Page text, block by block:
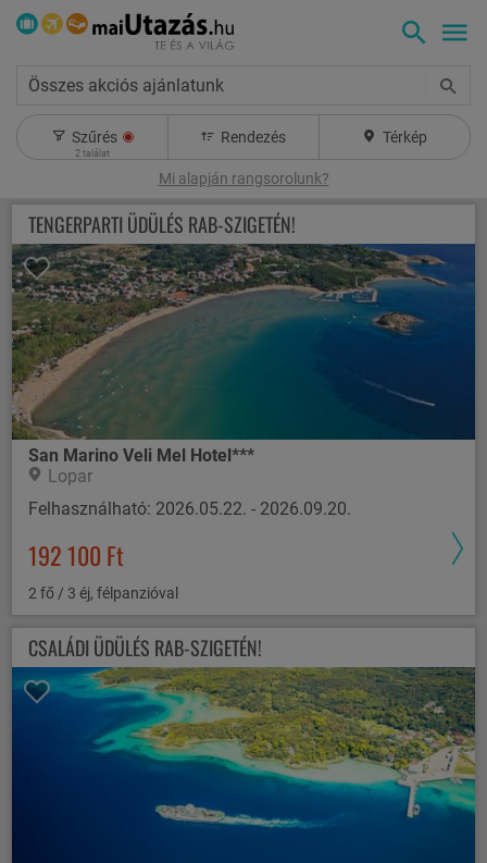
Összes akciós ajánlatunk
Szűrés
2találat
Rendezés Térkép
Mi alapján rangsorolunk?
TENGERPARTI ÜDÜLÉS RAB-SZIGETÉN!
San Marino Veli Mel Hotel***
Lopar
Felhasználható: 2026.05.22. - 2026.09.20.
192 100 Ft
2 fő / 3 éj, félpanzióval
CSALÁDI ÜDÜLÉS RAB-SZIGETÉN!